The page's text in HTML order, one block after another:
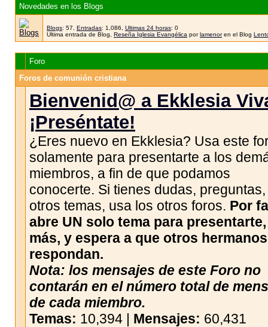
Novedades en los Blogs
Blogs: 57, Entradas: 1,086, Ultimas 24 horas: 0
Ultima entrada de Blog, Reseña Iglesia Evangélica porlamenoren el Blog
Foro
Foros de comunión cristiana
Bienvenid@ a Ekklesia
¡Preséntate!
¿Eres nuevo en Ekklesia? Usa este
solamente para presentarte a los
miembros, a fin de que podamos
conocerte. Si tienes dudas,
otros temas, usa los otros foros. Por
abre UN solo tema para
más, y espera a que otros hermanos
respondan.
Nota: los mensajes de este Foro no
contarán en el número total de
de cada miembro.
Temas: 10,394 | Mensajes: 60,431